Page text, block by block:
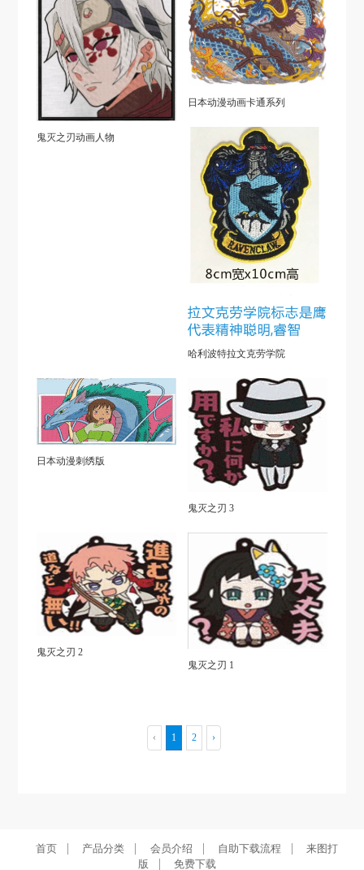
鬼灭之刃动画人物
日本动漫动画卡通系列
哈利波特拉文克劳学院
日本动漫刺绣版
鬼灭之刃 3
鬼灭之刃 2
鬼灭之刃 1
‹ 1 2 ›
首页 | 产品分类 | 会员介绍 | 自助下载流程 |
来图打
版
| 免费下载